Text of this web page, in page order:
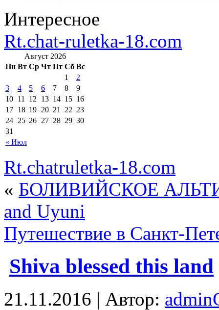
Интересное
Rt.chat-ruletka-18.com
Август 2026
Пн Вт Ср Чт Пт Сб Вс
« Июл
1
2
3
4 5 6 7 8
9
10 11 12 13 14 15 16
17 18 19 20 21 22 23
24 25 26 27 28 29 30
31
Rt.chatruletka-18.com
« БОЛИВИЙСКОЕ
and Uyuni
Путешествие в Санкт-
Shiva blessed this land
21.11.2016 | Автор: